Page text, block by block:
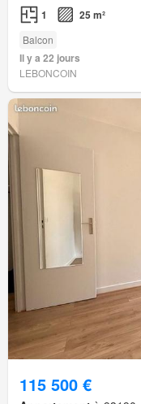
1 25 m²
Balcon
Il y a 22 jours
LEBONCOIN
115 500 €